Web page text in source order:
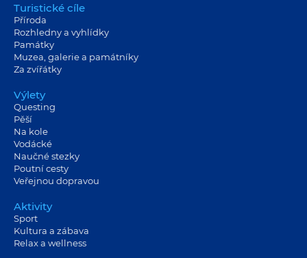
Turistické cíle
Příroda
Rozhledny a vyhlídky
Památky
Muzea, galerie a památníky
Za zvířátky
Výlety
Questing
Pěší
Na kole
Vodácké
Naučné stezky
Poutní cesty
Veřejnou dopravou
Aktivity
Sport
Kultura a zábava
Relax a wellness